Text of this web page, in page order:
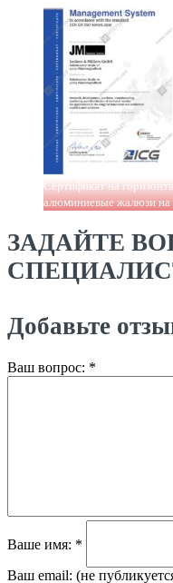
Сертификат на
алюминиевые жалюзи на
ЗАДАЙТЕ
Добавьте
Ваш вопрос: *
Ваше имя: *
Ваш email: (не